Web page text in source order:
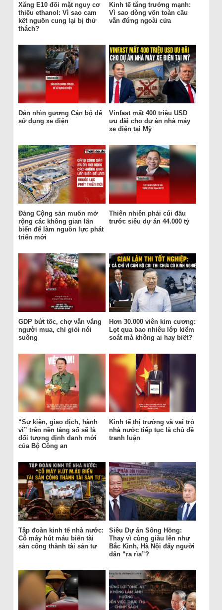
Xăng E10 đối mặt nguy cơ
thiếu ethanol: Vì sao cam
kết nguồn cung lại bị thử
thách?
Kinh tế tăng trưởng mạnh:
Vì sao dòng vốn toàn cầu
vẫn đứng ngoài cửa
Dân nhìn gương Cán bộ để
sử dụng xe điện
Vinfast mất 400 triệu USD
ưu đãi cho dự án nhà máy
xe điện tại Mỹ
Đảng Cộng sản muốn mở
rộng các không gian lấn
biển để làm nguồn lực phát
triển mới
Thiên nhiên phải cúi đầu
trước siêu dự án 44.000 tỷ
GDP bứt tốc, chợ vẫn vắng
người mua, chỉ giỏi nói
suông
Hơn 30.000 viên kim cương:
Lọt qua bao nhiêu lớp kiểm
soát mà không ai hay biết?
“Sự kiện, giao dịch, hành
vi” trên nền tảng số sẽ là
đối tượng định danh mới
của Bộ Công an
Kinh tế thị trường và vai trò
nhà nước tiếp tục là chủ đề
tranh luận
Tập đoàn kinh tế nhà nước:
Cỗ máy hút máu biến tài
sản công thành tài sản tư
Siêu Dự án Sông Hồng:
Thay vì cùng giàu lên như
Bắc Kinh, Hà Nội đẩy người
dân “ra rìa”?